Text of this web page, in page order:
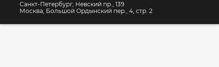
Санкт-Петербург, Невский пр., 139
Москва, Большой Ордынский пер., 4, стр. 2